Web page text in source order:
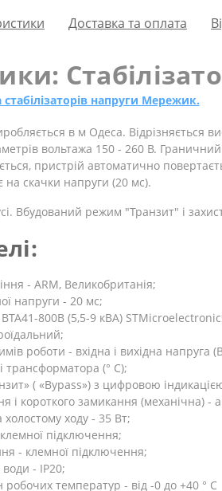
Доставка та оплата
напруги Мережик.
в м Одеса. Відрізняється
вольтажа 150 - 260 В.
пристрій автоматично
на скачки напруги (20 мс).
Вбудований режим "Транзит" і
- ARM, Великобританія;
напруги - 20 мс;
BTA41-800B (5,5-9 кВА)
роботи - вхідна і вихідна напруга
трансформатора (° C);
( «Bypass») з цифровою індикацією
і короткого замикання
ходу - 35 Вт;
підключення;
- клемної підключення;
води - IP20;
температур - від -0 до +40 ° C